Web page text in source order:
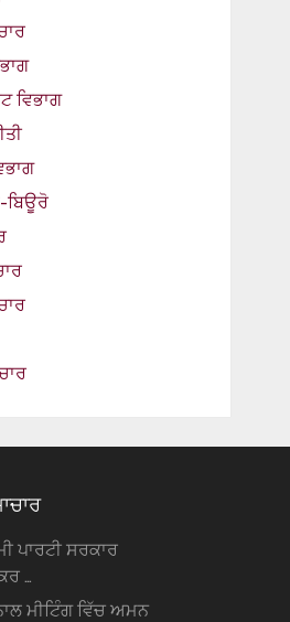
ਵਿਭਾਗ
ਬਿਊਰੋ
ਸਰਕਾਰ
…
ਮੀਟਿੰਗ ਵਿੱਚ ਅਮਨ